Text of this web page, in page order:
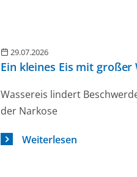
29.07.2026
Ein kleines Eis mit großer
Wassereis lindert
der Narkose
Weiterlesen